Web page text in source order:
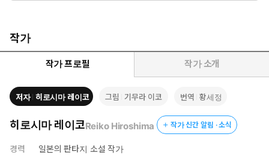
작가
작가 프로필 작가 소개
저자 히로시마 레이코 그림 기무라 이코 번역 황세정
히로시마 레이코Reiko Hiroshima 작가 신간 알림 · 소식
경력
일본의 판타지 소설 작가